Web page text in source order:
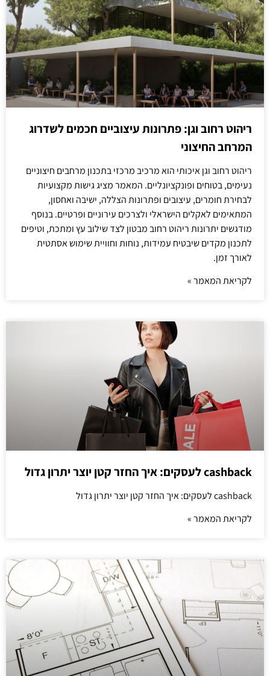
ריהוט רחוב וגן: פתרונות עיצוביים חכמים לשדרוג
המרחב החיצוני
ריהוט רחוב וגן איכותי הוא מרכיב מרכזי בתכנון מרחבים חיצוניים
נעימים, בטוחים ופונקציונליים. המאמר מציג גישות מקצועיות
לבחירת חומרים, עיצובים ופתרונות הצללה, ישיבה ואחסון,
המתאימים לאקלים הישראלי ולצרכים עירוניים ופרטיים. בנוסף
מודגשים יתרונות ריהוט רחוב מבטון לצד שילוב עץ ומתכת, וטיפים
לתכנון מקדים שיבטיח עמידות, נוחות וחוויית שימוש אסתטית
לאורך זמן.
לקריאת המאמר »
cashback לעסקים: איך החזר קטן יוצר יתרון גדול
cashback לעסקים: איך החזר קטן יוצר יתרון גדול
לקריאת המאמר »